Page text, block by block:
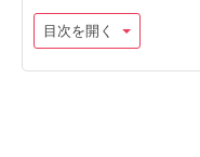
目次を開く